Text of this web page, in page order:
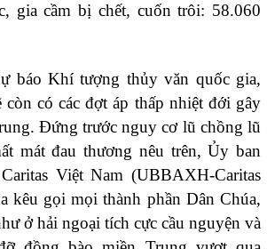
gia cầm bị chết, cuốn trôi: 58.060
báo Khí tượng thủy văn quốc gia,
có các đợt áp thấp nhiệt đới gây
Đứng trước nguy cơ lũ chồng lũ
mát đau thương nêu trên, Ủy ban
Việt Nam (UBBAXH-Caritas
kêu gọi mọi thành phần Dân Chúa,
ở hải ngoại tích cực cầu nguyện và